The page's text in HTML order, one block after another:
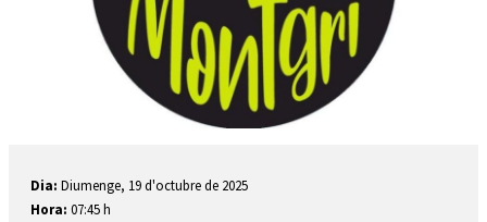
Dia: Diumenge, 19 d'octubre de 2025
Hora: 07:45 h